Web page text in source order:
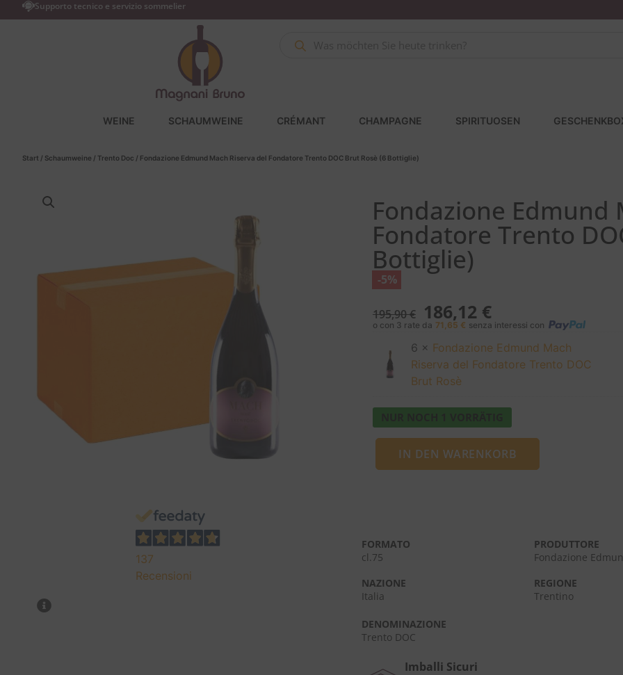
Supporto tecnico e servizio sommelier
WEINE SCHAUMWEINE CRÉMANT CHAMPAGNE SPIRITUOSEN
Start / Schaumweine / Trento Doc / Fondazione Edmund Mach Riserva del Fondatore Trento DOC Brut Rosè (6 Bottiglie)
137
Recensioni
Fondazione Edmund
Fondatore Trento
Bottiglie)
-5%
195,90€ 186,12 €
o con 3 rate da 71,65 € senza interessi con
6 × Fondazione Edmund Mach
Riserva del Fondatore Trento DOC
Brut Rosè
IN DEN WARENKORB
FORMATO
cl.75
PRODUTTORE
Fondazione
NAZIONE
Italia
REGIONE
Trentino
DENOMINAZIONE
Trento DOC
Imballi Sicuri